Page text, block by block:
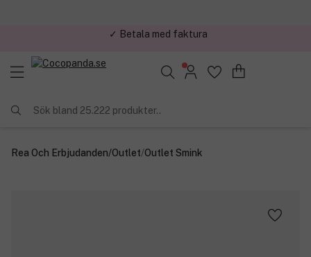
✓ Trygg E-handel
Sök bland 25.222 produkter..
Rea Och Erbjudanden/Outlet/Outlet Smink